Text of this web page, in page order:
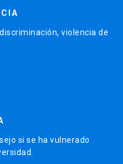
violencia de
si se ha vulnerado